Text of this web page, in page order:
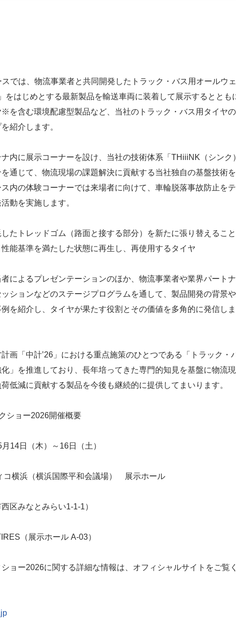
では、物流事業者と共同開発したトラック・バス用オールウ
をはじめとする最新製品を輸送車両に装着して展示するととも
※を含む環境配慮型製品など、当社のトラック・バス用タイヤ
紹介します。
内に展示コーナーを設け、当社の技術体系「THiiiNK（シンク
通じて、物流現場の課題解決に貢献する当社独自の基盤技術
内の体験コーナーでは来場者に向けて、車輪脱落事故防止を
動を実施します。
たトレッドゴム（路面と接する部分）を新たに張り替えること
能基準を満たした状態に再生し、再使用するタイヤ
によるプレゼンテーションのほか、物流事業者や業界パート
ションなどのステージプログラムを通して、製品開発の背景
を紹介し、タイヤが果たす役割とその価値を多角的に発信しま
画「中計’26」における重点施策のひとつである「トラック・
」を推進しており、長年培ってきた専門的知見を基盤に物流
低減に貢献する製品を今後も継続的に提供してまいります。
ショー2026開催概要
14日（木）～16日（土）
横浜（横浜国際平和会議場） 展示ホール
区みなとみらい1-1-1）
（展示ホール A-03）
ョー2026に関する詳細な情報は、オフィシャルサイトをご覧